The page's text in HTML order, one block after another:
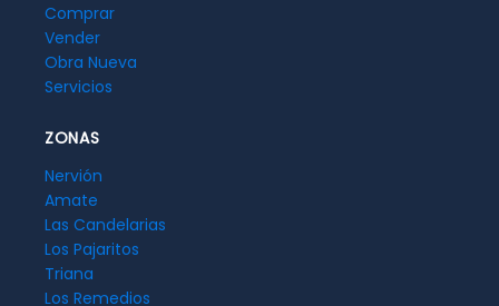
Comprar
Vender
Obra Nueva
Servicios
ZONAS
Nervión
Amate
Las Candelarias
Los Pajaritos
Triana
Los Remedios